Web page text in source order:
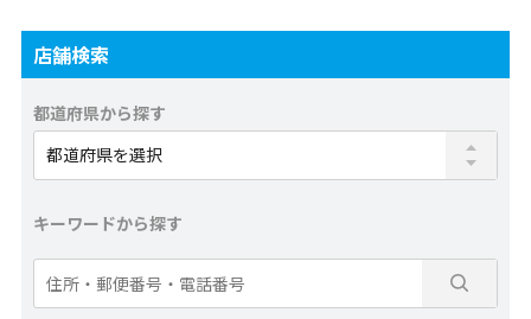
店舗検索
都道府県から探す
キーワードから探す